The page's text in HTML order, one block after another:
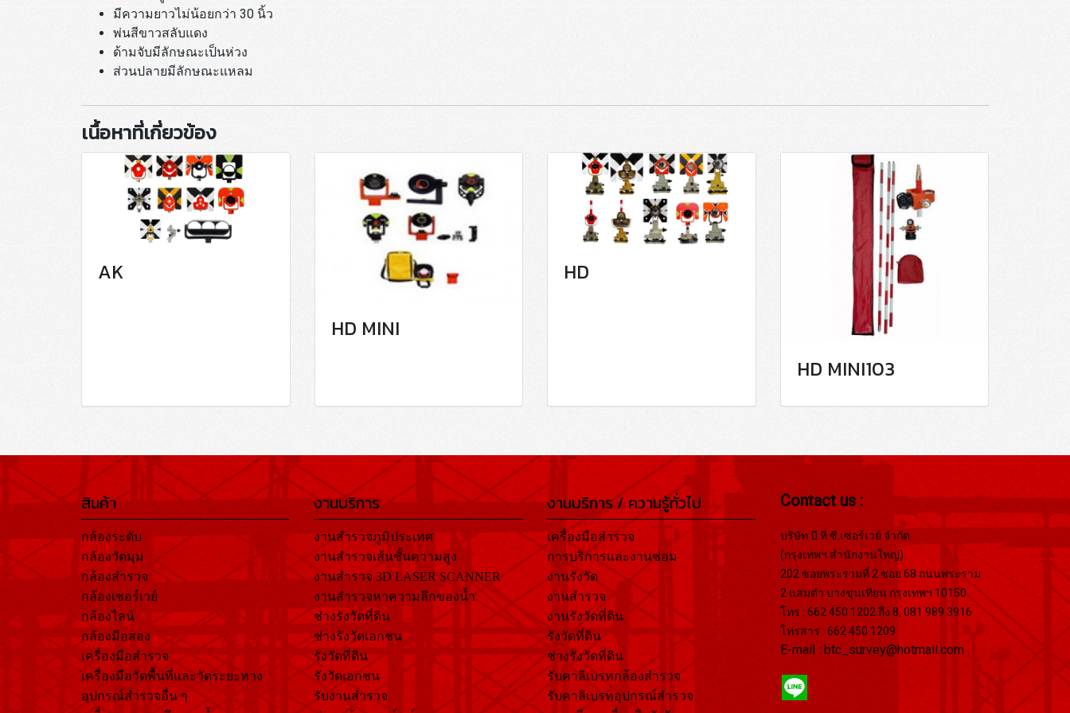
มีความยาวไม่น้อยกว่า 30 นิ้ว
พ่นสีขาวสลับแดง
ด้ามจับมีลักษณะเป็นห่วง
ส่วนปลายมีลักษณะแหลม
เนื้อหาที่เกี่ยวข้อง
AK
HD MINI
HD
HD MINI103
สินค้า
กล้องระดับ
กล้องวัดมุม
กล้องสำรวจ
กล้องเซอร์เวย์
กล้องไลน์
กล้องมือสอง
เครื่องมือสำรวจ
เครื่องมือวัดพื้นที่และวัดระยะทาง
อุปกรณ์สำรวจอื่น ๆ
งานบริการ
งานสำรวจภูมิประเทศ
งานสำรวจเส้นชั้นความสูง
งานสำรวจ 3D LASER SCANNER
งานสำรวจหาความลึกของน้ำ
ช่างรังวัดที่ดิน
ช่างรังวัดเอกชน
รังวัดที่ดิน
รังวัดเอกชน
รับงานสำรวจ
งานบริการ / ความรู้ทั่วไป
เครื่องมือสำรวจ
การบริการและงานซ่อม
งานรังวัด
งานสำรวจ
งานรังวัดที่ดิน
รังวัดที่ดิน
ช่างรังวัดที่ดิน
รับคาลิเบรทกล้องสำรวจ
รับคาลิเบรทอุปกรณ์สำรวจ
Contact us :
บริษัท บี.ที.ซี.เซอร์เวย์ จำกัด
(กรุงเทพฯ สำนักงานใหญ่)
202 ซอยพระรามที่ 2 ซอย 68 ถนนพระราม
2 แสมดำ บางขุนเทียน กรุงเทพฯ 10150
โทร : 662 450 1202 ถึง 8, 081 989 3916
โทรสาร : 662 450 1209
E-mail : btc_survey@hotmail.com